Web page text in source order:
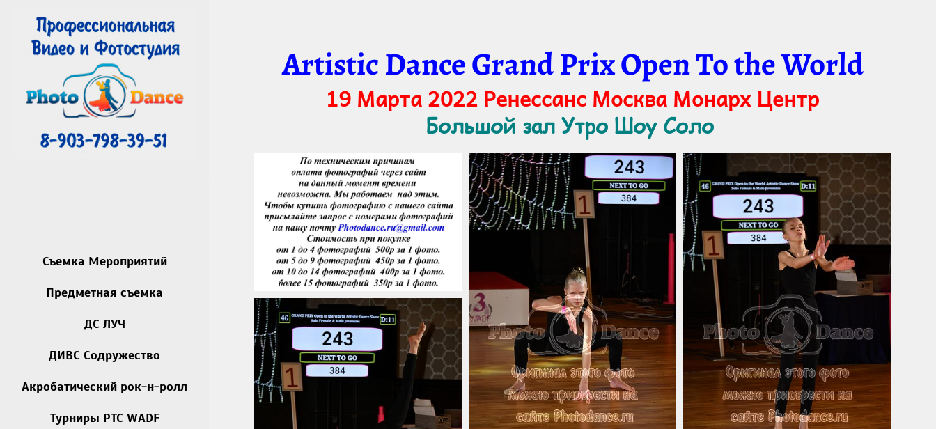
Съемка Мероприятий
Предметная съемка
ДС ЛУЧ
ДИВС Содружество
Акробатический рок-н-ролл
Турниры РТС WADF
Artistic Dance Grand Prix Open To the World
19 Марта 2022 Ренессанс Москва Монарх Центр
Большой зал Утро Шоу Соло